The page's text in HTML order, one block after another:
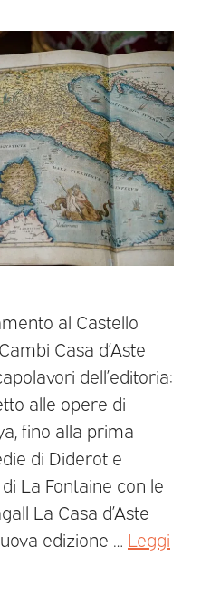
al Castello
Casa d’Aste
dell’editoria:
alle opere di
fino alla prima
di Diderot e
La Fontaine con le
La Casa d’Aste
edizione … Leggi